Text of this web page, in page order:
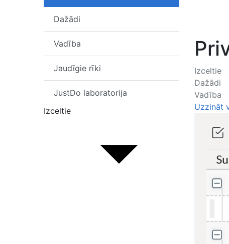
Dažādi
Vadība
Jaudīgie rīki
JustDo laboratorija
Izceltie
Izceltie
Dažādi
Vadība
Uzzināt